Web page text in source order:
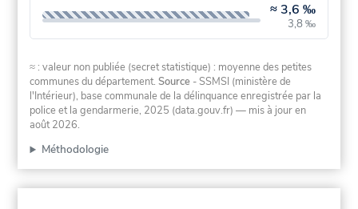
≈ 3,6 ‰
3,8 ‰
≈ : valeur non publiée (secret statistique) : moyenne des petites
communes du département.Source - SSMSI (ministère de
l'Intérieur), base communale de la délinquance enregistrée par la
police et la gendarmerie, 2025 (data.gouv.fr) — mis à jour en
août 2026.
Méthodologie